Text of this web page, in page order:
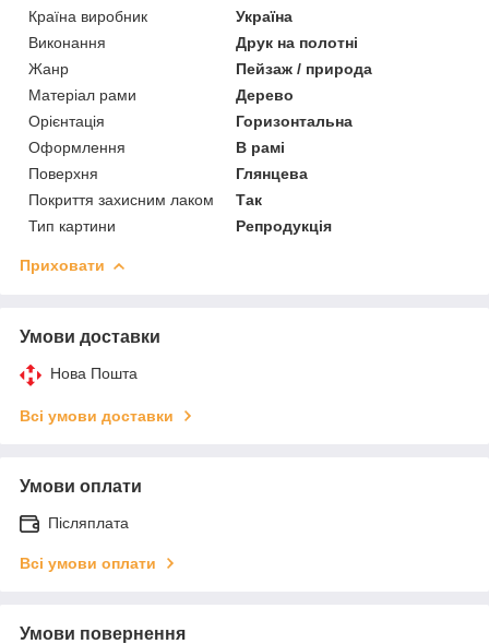
Країна виробник
Україна
Виконання
Друк на полотні
Жанр
Пейзаж / природа
Матеріал рами
Дерево
Орієнтація
Горизонтальна
Оформлення
В рамі
Поверхня
Глянцева
Покриття захисним лаком
Так
Тип картини
Репродукція
Приховати
Умови доставки
Нова Пошта
Всі умови доставки
Умови оплати
Післяплата
Всі умови оплати
Умови повернення